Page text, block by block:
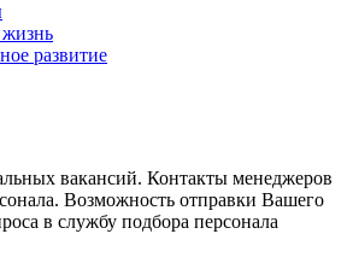
развитие
вакансий. Контакты менеджеров
Возможность отправки Вашего
в службу подбора персонала